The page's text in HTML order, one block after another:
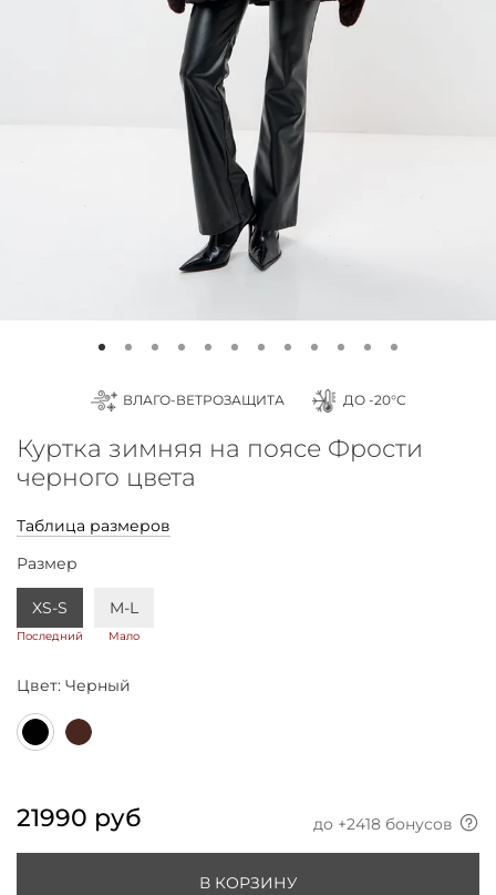
Куртка зимняя на поясе Фрости
черного цвета
ВЛАГО-ВЕТРОЗАЩИТА ДО -20°С
Таблица размеров
Размер
XS-S
Последний
M-L
Мало
Цвет: Черный
21990 руб до +2418 бонусов
В КОРЗИНУ